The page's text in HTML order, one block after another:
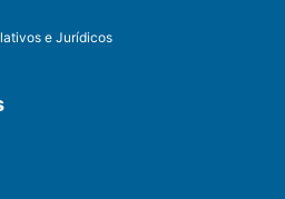
e Jurídicos